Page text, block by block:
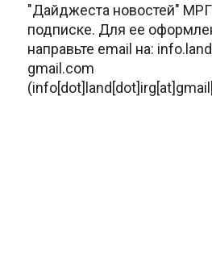
"Дайджеста новостей"
подписке. Для ее
направьте email на:
gmail.com